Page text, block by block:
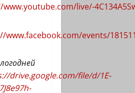
live/-
www.facebook.com/events/
drive.google.com/file/d/1E-